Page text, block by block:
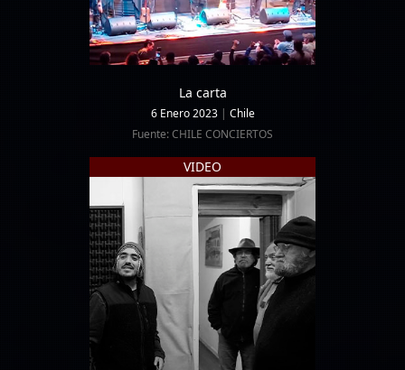
La carta
6 Enero 2023 | Chile
Fuente: CHILE CONCIERTOS
VIDEO